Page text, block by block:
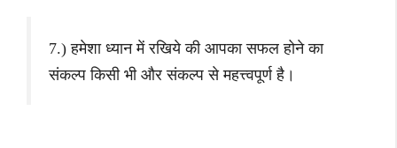
7.) हमेशा ध्यान में रखिये की आपका सफल होने का
संकल्प किसी भी और संकल्प से महत्त्वपूर्ण है।